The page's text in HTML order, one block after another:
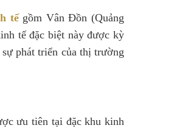
tếgồm Vân Đồn (Quảng
tế đặc biệt này được kỳ
phát triển của thị trường
ưu tiên tại đặc khu kinh